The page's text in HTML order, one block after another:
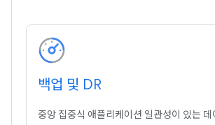
백업 및 DR
중앙 집중식 애플리케이션 일관성이 있는 데